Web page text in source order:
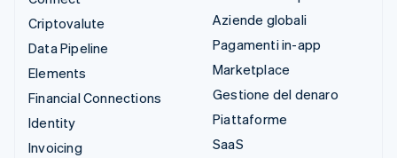
Criptovalute
Data Pipeline
Elements
Financial Connections
Identity
Invoicing
Aziende globali
Pagamenti in-app
Marketplace
Gestione del denaro
Piattaforme
SaaS